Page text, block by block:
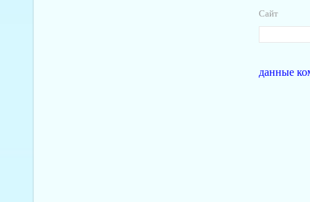
Сайт
данные